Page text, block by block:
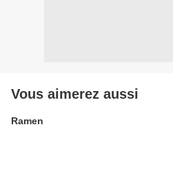
Vous aimerez aussi
Ramen